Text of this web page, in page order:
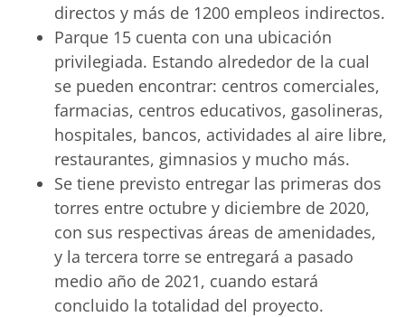
directos y más de 1200 empleos indirectos.
Parque 15 cuenta con una ubicación
privilegiada. Estando alrededor de la cual
se pueden encontrar: centros comerciales,
farmacias, centros educativos, gasolineras,
hospitales, bancos, actividades al aire libre,
restaurantes, gimnasios y mucho más.
Se tiene previsto entregar las primeras dos
torres entre octubre y diciembre de 2020,
con sus respectivas áreas de amenidades,
y la tercera torre se entregará a pasado
medio año de 2021, cuando estará
concluido la totalidad del proyecto.